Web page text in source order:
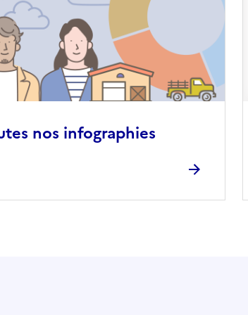
nos infographies